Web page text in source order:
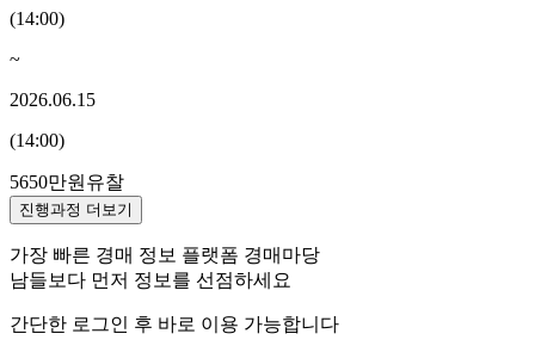
(14:00)
~
2026.06.15
(14:00)
5650만원 유찰
진행과정 더보기
가장 빠른 경매 정보 플랫폼 경매마당
남들보다 먼저 정보를 선점하세요
간단한 로그인 후 바로 이용 가능합니다